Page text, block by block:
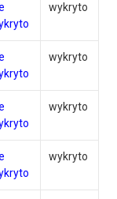
wykryto
wykryto
wykryto
wykryto